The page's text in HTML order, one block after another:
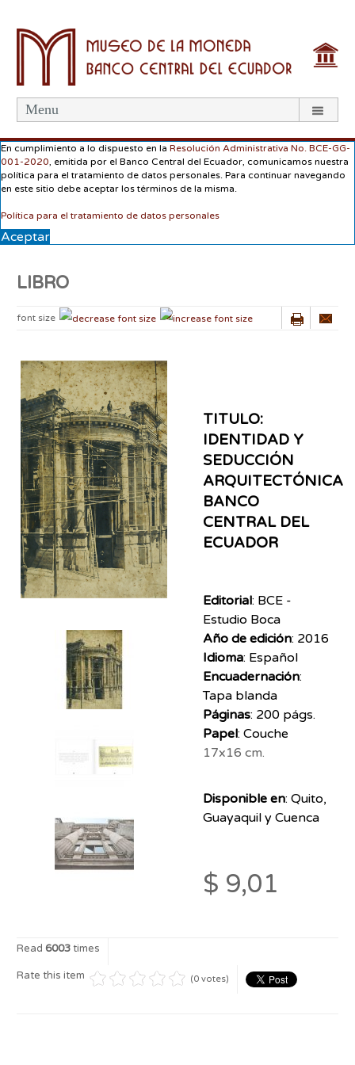
Menu
En cumplimiento a lo dispuesto en la Resolución Administrativa No. BCE-GG-
001-2020 , emitida por el Banco Central del Ecuador, comunicamos nuestra
política para el tratamiento de datos personales. Para continuar navegando
en este sitio debe aceptar los términos de la misma.
Política para el tratamiento de datos personales
Aceptar
LIBRO
font size
TITULO:
IDENTIDAD Y
SEDUCCIÓN
ARQUITECTÓNICA
BANCO
CENTRAL DEL
ECUADOR
Editorial: BCE -
Estudio Boca
Año de edición: 2016
Idioma: Español
Encuadernación:
Tapa blanda
Páginas: 200 págs.
Papel: Couche
17x16 cm.
Disponible en: Quito,
Guayaquil y Cuenca
$ 9,01
Read6003times
Rate this item (0 votes)